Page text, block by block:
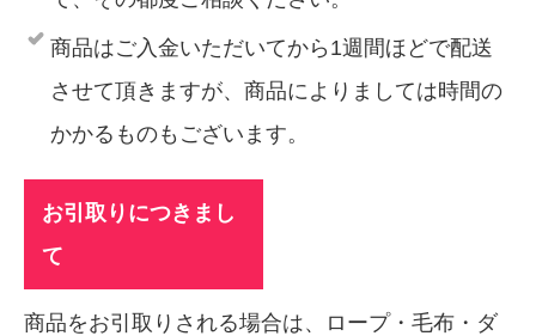
商品はご入金いただいてから1週間ほどで配送
させて頂きますが、商品によりましては時間の
かかるものもございます。
お引取りにつきまし
て
商品をお引取りされる場合は、ロープ・毛布・ダ